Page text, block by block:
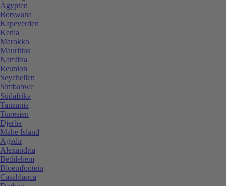
Ägypten
Botswana
Kapeverden
Kenia
Marokko
Mauritius
Namibia
Reunion
Seychellen
Simbabwe
Südafrika
Tanzania
Tunesien
Djerba
Mahe Island
Agadir
Alexandria
Bethlehem
Bloemfontein
Casablanca